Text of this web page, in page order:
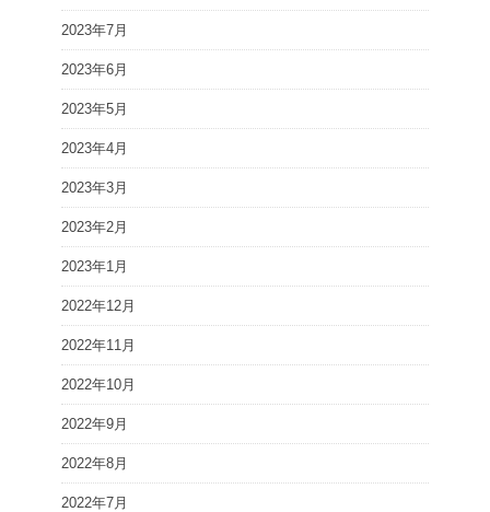
2023年7月
2023年6月
2023年5月
2023年4月
2023年3月
2023年2月
2023年1月
2022年12月
2022年11月
2022年10月
2022年9月
2022年8月
2022年7月